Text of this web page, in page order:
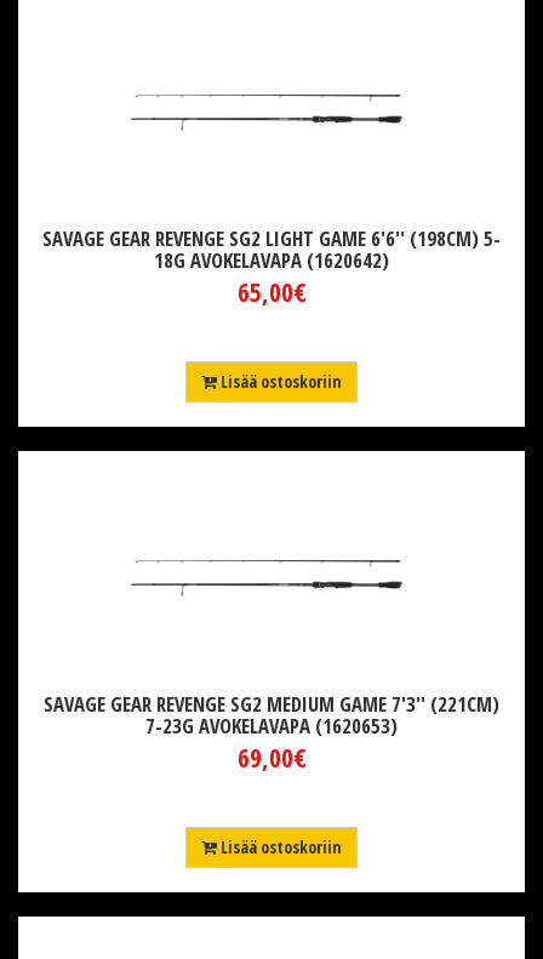
SAVAGE GEAR REVENGE SG2 LIGHT GAME 6'6'' (198CM) 5-
18G AVOKELAVAPA (1620642)
65,00€
Lisää ostoskoriin
SAVAGE GEAR REVENGE SG2 MEDIUM GAME 7'3'' (221CM)
7-23G AVOKELAVAPA (1620653)
69,00€
Lisää ostoskoriin